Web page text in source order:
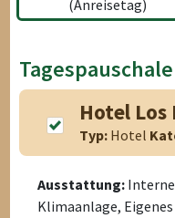
(Anreisetag)
Hotel Los
Typ: Hotel
Ausstattung:
Klimaanlage,